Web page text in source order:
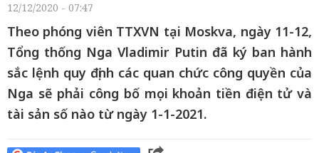
12/12/2020 - 07:47
Theo phóng viên TTXVN tại Moskva, ngày 11-12,
Tổng thống Nga Vladimir Putin đã ký ban hành
sắc lệnh quy định các quan chức công quyền của
Nga sẽ phải công bố mọi khoản tiền điện tử và
tài sản số nào từ ngày 1-1-2021.